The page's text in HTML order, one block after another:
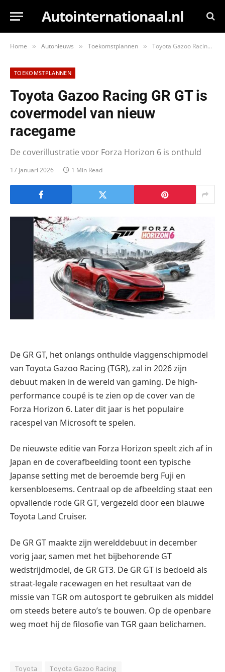
Autointernationaal.nl
Home » Autonieuws » Toekomstplannen » Toyota Gazoo Racing GR GT is covermodel van nieuw racegame
TOEKOMSTPLANNEN
Toyota Gazoo Racing GR GT is
covermodel van nieuw
racegame
De coverillustratie voor Forza Horizon 6 is onthuld
17 januari 2026 1 Min Read
De GR GT, het onlangs onthulde vlaggenschipmodel
van Toyota Gazoo Racing (TGR), zal in 2026 zijn
debuut maken in de wereld van gaming. De high-
performance coupé is te zien op de cover van de
Forza Horizon 6. Later dit jaar is het populaire
racespel van Microsoft te spelen.
De nieuwste editie van Forza Horizon speelt zich af in
Japan en de coverafbeelding toont een typische
Japanse setting met de beroemde berg Fuji en
kersenbloesems. Centraal op de afbeelding staat een
opvallende rode GR GT, vergezeld door een blauwe
Toyota Land Cruiser.
De GR GT maakte zijn werelddebuut in december
vorig jaar, samen met het bijbehorende GT
wedstrijdmodel, de GR GT3. De GR GT is bedoeld als
straat-legale racewagen en het resultaat van de
missie van TGR om autosport te gebruiken als middel
om steeds betere auto’s te bouwen. Op de openbare
weg moet hij de filosofie van TGR gaan belichamen.
Toyota Toyota Gazoo Racing